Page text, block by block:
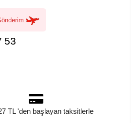
53
TL 'den başlayan taksitlerle